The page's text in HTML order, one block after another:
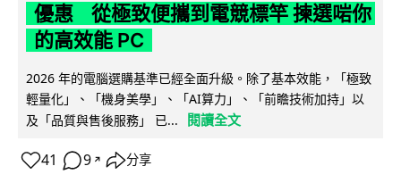
優惠 從極致便攜到電競標竿 揀選啱你
的高效能 PC
2026 年的電腦選購基準已經全面升級。除了基本效能，「極致
輕量化」、「機身美學」、「AI算力」、「前瞻技術加持」以
及「品質與售後服務」 已...
閱讀全文
41 9 ↗ 分享